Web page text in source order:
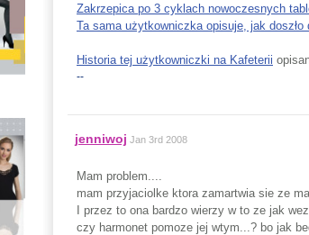
Zakrzepica po 3 cyklach nowoczesnych
Ta sama użytkowniczka opisuje, jak
Historia tej użytkowniczki na Kafeterii
--
jenniwoj Jan 3rd 2008
Mam problem....
mam przyjaciolke ktora zamartwia sie ze
I przez to ona bardzo wierzy w to ze jak
czy harmonet pomoze jej wtym...? bo jak